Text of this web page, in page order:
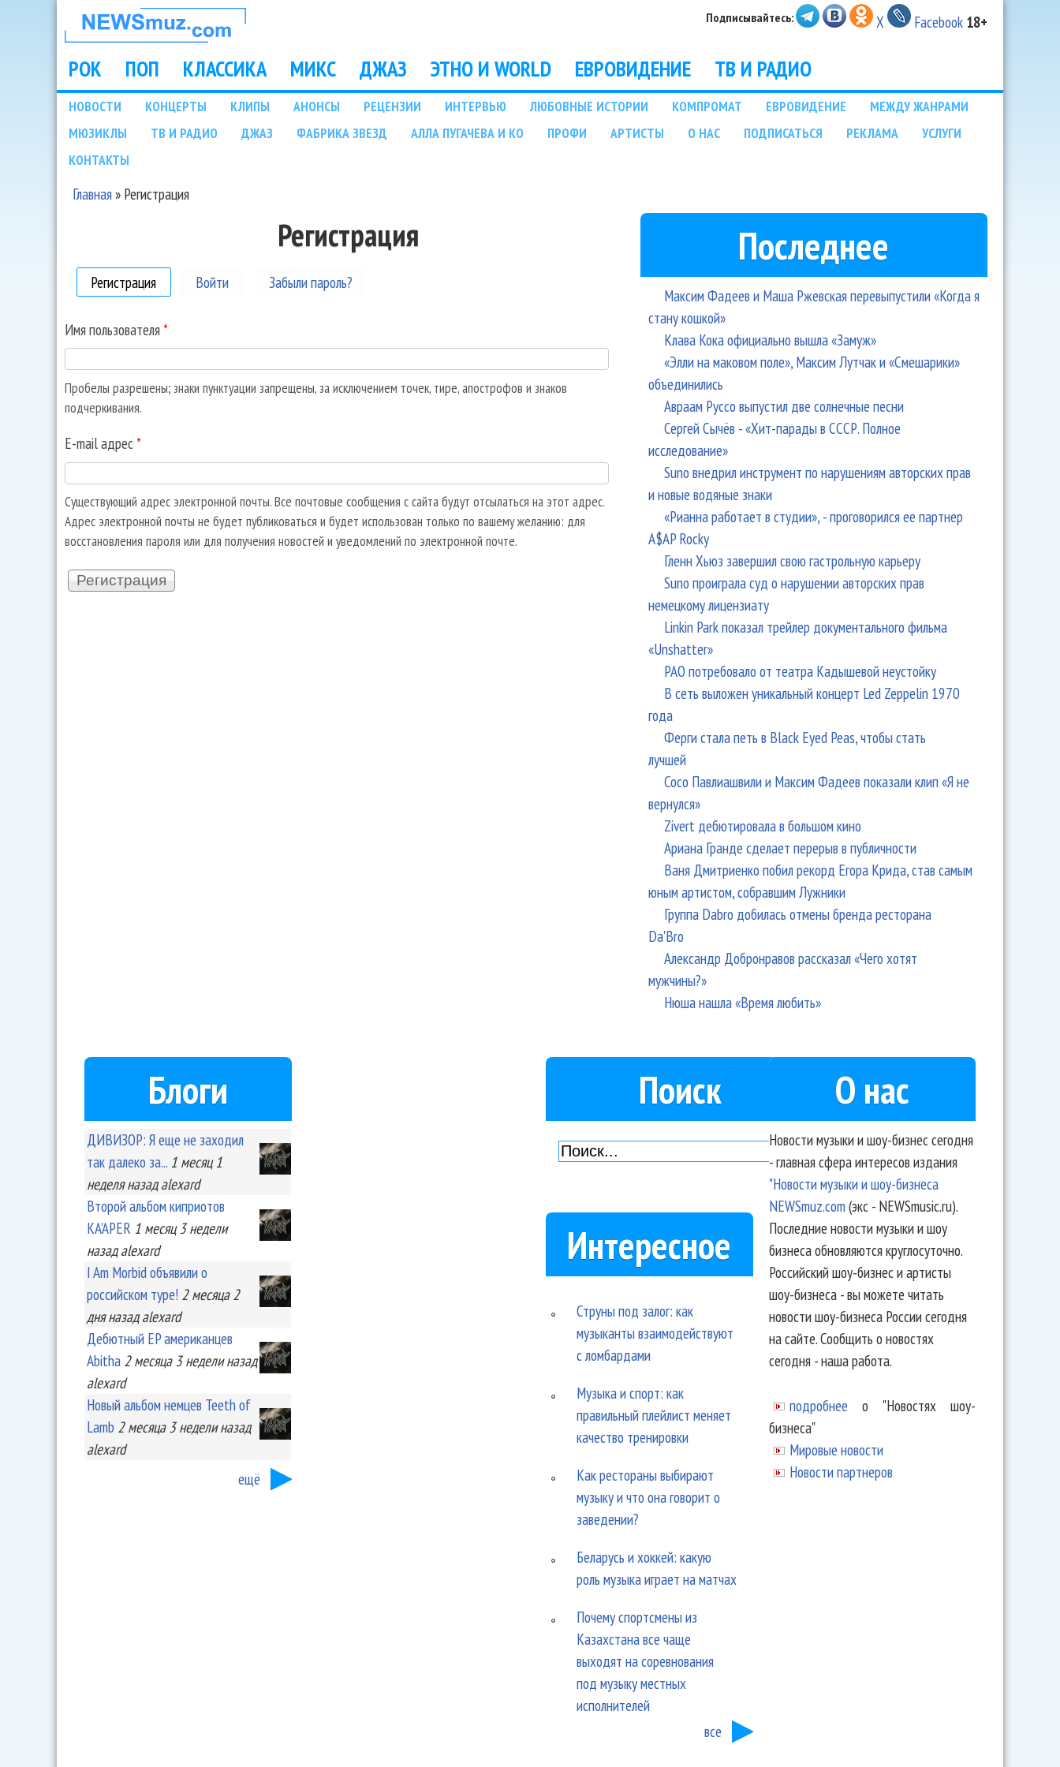
НОВОСТИ
МУЗЫКИ И
ШОУ БИЗНЕСА
NEWSMUZ.COM
Подписывайтесь: X Facebook 18+
Main menu
РОК ПОП КЛАССИКА МИКС ДЖАЗ ЭТНО И WORLD ЕВРОВИДЕНИЕ ТВ И РАДИО
Подразделы
НОВОСТИ КОНЦЕРТЫ КЛИПЫ АНОНСЫ РЕЦЕНЗИИ ИНТЕРВЬЮ ЛЮБОВНЫЕ ИСТОРИИ КОМПРОМАТ ЕВРОВИДЕНИЕ
МЕЖДУ ЖАНРАМИ
МЮЗИКЛЫ
ТВ И РАДИО ДЖАЗ ФАБРИКА ЗВЕЗД АЛЛА ПУГАЧЕВА И КО ПРОФИ АРТИСТЫ О НАС ПОДПИСАТЬСЯ РЕКЛАМА
УСЛУГИ
КОНТАКТЫ
Главная» Регистрация
Регистрация
Регистрация (активная вкладка)
Войти Забыли пароль?
Имя пользователя *
Пробелы разрешены; знаки пунктуации запрещены, за исключением точек, тире, апострофов и знаков
подчеркивания.
E-mail адрес *
Существующий адрес электронной почты. Все почтовые сообщения с сайта будут отсылаться на этот адрес.
Адрес электронной почты не будет публиковаться и будет использован только по вашему желанию: для
восстановления пароля или для получения новостей и уведомлений по электронной почте.
Последнее
Максим Фадеев и Маша Ржевская перевыпустили «Когда я
стану кошкой»
Клава Кока официально вышла «Замуж»
«Элли на маковом поле», Максим Лутчак и «Смешарики»
объединились
Авраам Руссо выпустил две солнечные песни
Сергей Сычёв - «Хит-парады в СССР. Полное
исследование»
Suno внедрил инструмент по нарушениям авторских прав
и новые водяные знаки
«Рианна работает в студии», - проговорился ее партнер
A$AP Rocky
Гленн Хьюз завершил свою гастрольную карьеру
Suno проиграла суд о нарушении авторских прав
немецкому лицензиату
Linkin Park показал трейлер документального фильма
«Unshatter»
РАО потребовало от театра Кадышевой неустойку
В сеть выложен уникальный концерт Led Zeppelin 1970
года
Ферги стала петь в Black Eyed Peas, чтобы стать
лучшей
Сосо Павлиашвили и Максим Фадеев показали клип «Я не
вернулся»
Zivert дебютировала в большом кино
Ариана Гранде сделает перерыв в публичности
Ваня Дмитриенко побил рекорд Егора Крида, став самым
юным артистом, собравшим Лужники
Группа Dabro добилась отмены бренда ресторана
Da'Bro
Александр Добронравов рассказал «Чего хотят
мужчины?»
Нюша нашла «Время любить»
Блоги
ДИВИЗОР: Я еще не заходил
так далеко за... 1 месяц 1
неделяназад alexard
Второй альбом киприотов
KA'APER 1 месяц 3 недели
назад alexard
I Am Morbid объявили о
российском туре! 2 месяца 2
дняназад alexard
Дебютный EP американцев
Abitha 2 месяца 3 неделиназад
alexard
Новый альбом немцев Teeth of
Lamb 2 месяца 3 неделиназад
alexard
ещё
Поиск
Интересное
Струны под залог: как
музыканты взаимодействуют
с ломбардами
Музыка и спорт: как
правильный плейлист меняет
качество тренировки
Как рестораны выбирают
музыку и что она говорит о
заведении?
Беларусь и хоккей: какую
роль музыка играет на матчах
Почему спортсмены из
Казахстана все чаще
выходят на соревнования
под музыку местных
исполнителей
все
О нас
Новости музыки и шоу-бизнес сегодня
- главная сфера интересов издания
"Новости музыки и шоу-бизнеса
NEWSmuz.com(экс - NEWSmusic.ru).
Последние новости музыки и шоу
бизнеса обновляются круглосуточно.
Российский шоу-бизнес и артисты
шоу-бизнеса - вы можете читать
новости шоу-бизнеса России сегодня
на сайте. Сообщить о новостях
сегодня - наша работа.
подробнее о "Новостях шоу-
бизнеса"
Мировые новости
Новости партнеров